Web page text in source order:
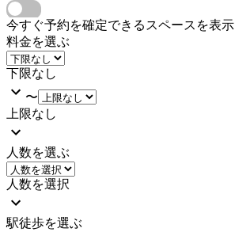
今すぐ予約を確定できるスペースを表示
料金を選ぶ
下限なし
〜
上限なし
人数を選ぶ
人数を選択
駅徒歩を選ぶ